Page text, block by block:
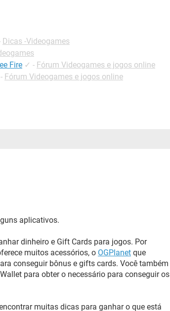
Dicas -Videogames
Fire ✓ - Fórum Videogames e jogos online
- Fórum Videogames e jogos online
aplicativos.
dinheiro e Gift Cards para jogos. Por
muitos acessórios, o OGPlanet que
conseguir bônus e gifts cards. Você também
para obter o necessário para conseguir os
muitas dicas para ganhar o que está